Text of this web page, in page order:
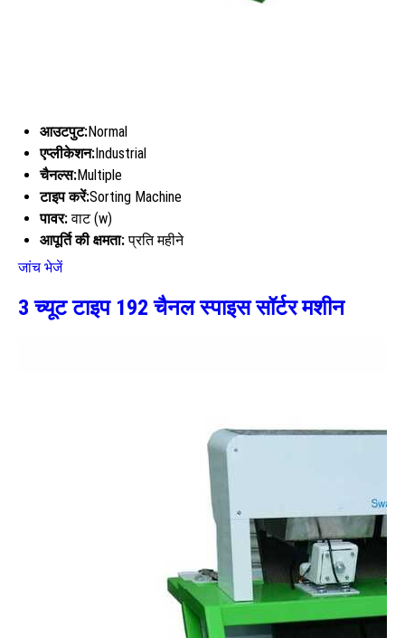
आउटपुट:Normal
एप्लीकेशन: Industrial
चैनल्स:Multiple
टाइप करें:Sorting Machine
पावर:वाट (w)
आपूर्ति की क्षमता:प्रति महीने
जांच भेजें
3 च्यूट टाइप 192 चैनल स्पाइस सॉर्टर मशीन